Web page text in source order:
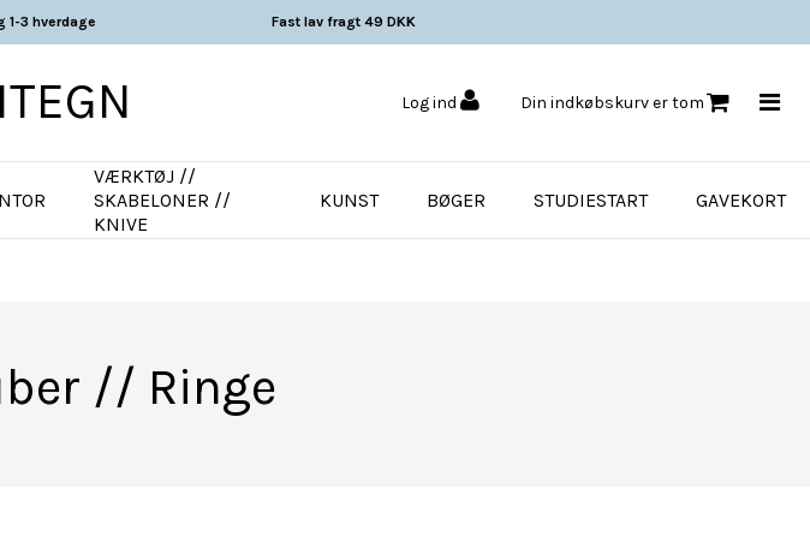
1-3 hverdage Fast lav fragt 49 DKK
Log ind Din indkøbskurv er tom
VÆRKTØJ //
SKABELONER //
KNIVE
KUNST BØGER STUDIESTART GAVEKORT
// Ringe